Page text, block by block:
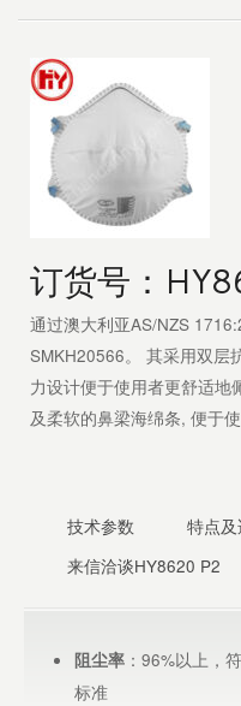
订货号：
通过澳大利亚AS/NZS
SMKH20566。 其采用双层
力设计便于使用者更舒适地
及柔软的鼻梁海绵条, 便于
技术参数 特点
来信洽谈HY8620 P2
阻尘率 ：96%以上，
标准